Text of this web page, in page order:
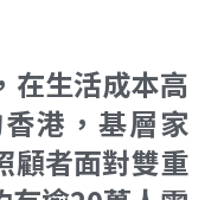
在生活成本高
港，基層家
顧者面對雙重